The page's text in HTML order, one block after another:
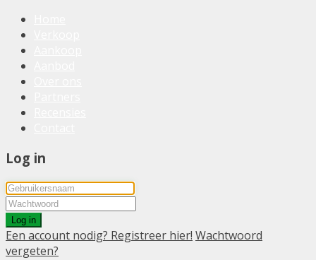
Log in
Log in
Een account nodig? Registreer hier! Wachtwoord
vergeten?